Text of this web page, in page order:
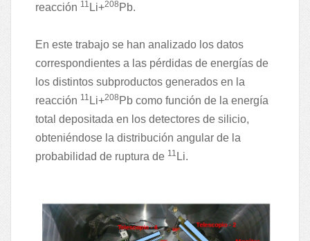
reacción 11 Li+208 Pb.
En este trabajo se han analizado los datos
correspondientes a las pérdidas de energías de
los distintos subproductos generados en la
reacción 11 Li+208 Pb como función de la energía
total depositada en los detectores de silicio,
obteniéndose la distribución angular de la
probabilidad de ruptura de 11 Li.